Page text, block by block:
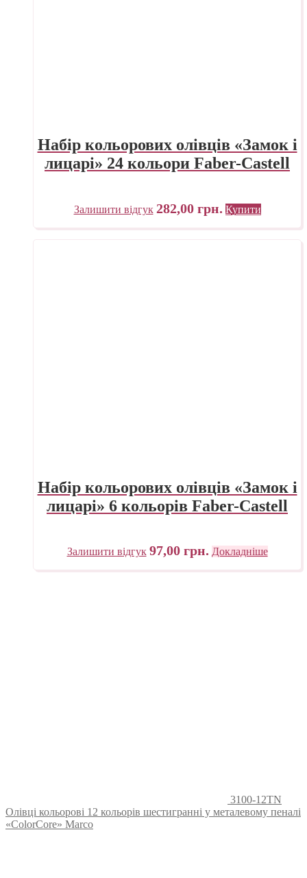
Набір кольорових олівців «Замок і
лицарі» 24 кольори Faber-Castell
Залишити відгук 282,00 грн. Купити
Набір кольорових олівців «Замок і
лицарі» 6 кольорів Faber-Castell
Залишити відгук 97,00 грн. Докладніше
3100-12TN
Олівці кольорові 12 кольорів шестигранні у металевому пеналі
«ColorCore» Marco